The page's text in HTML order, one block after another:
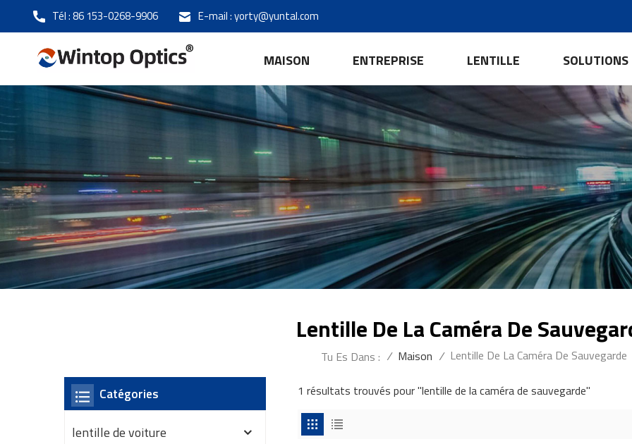
Tél :86 153-0268-9906 E-mail :yorty@yuntal.com
MAISON ENTREPRISE LENTILLE SOLUTIONS
Lentille De La Caméra De
Tu Es Dans : / Maison / Lentille De La Caméra De Sauvegarde
1 résultats trouvés pour "lentille de la caméra de sauvegarde"
Catégories
lentille de voiture